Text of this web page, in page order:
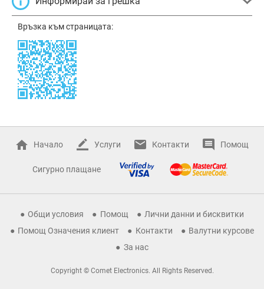
Връзка към страницата:
Начало Услуги Контакти Помощ
Сигурно плащане
Общи условия Помощ
Лични данни и бисквитки
Помощ Означения клиент
Контакти
Валутни курсове
За нас
Copyright © Comet Electronics. All Rights Reserved.